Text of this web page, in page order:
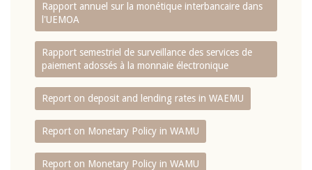
Rapport annuel sur la monétique interbancaire dans
l'UEMOA
Rapport semestriel de surveillance des services de
paiement adossés à la monnaie électronique
Report on deposit and lending rates in WAEMU
Report on Monetary Policy in WAMU
Report on Monetary Policy in WAMU